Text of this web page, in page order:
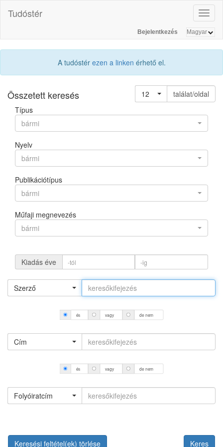
Tudóstér
Bejelentkezés
A tudóstér ezen a linken érhető el.
Összetett keresés 12
találat/oldal
Típus
bármi
Nyelv
bármi
Publikációtípus
bármi
Műfaji megnevezés
bármi
Kiadás éve
Szerző
és vagy de nem
Cím
és vagy de nem
Folyóiratcím
Keresési feltétel(ek) törlése